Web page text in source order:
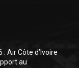
: Air Côte d’Ivoire
au